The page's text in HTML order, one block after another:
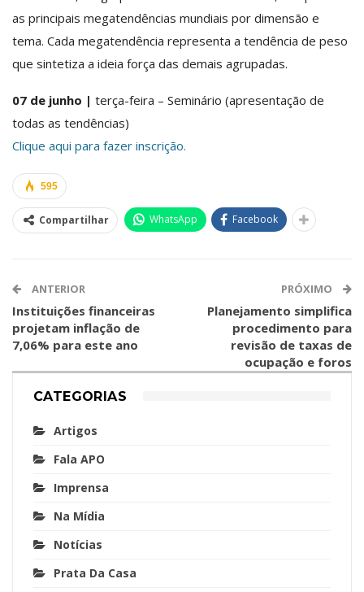
as principais megatendências mundiais por dimensão e
tema. Cada megatendência representa a tendência de peso
que sintetiza a ideia força das demais agrupadas.
07 de junho | terça-feira – Seminário (apresentação de
todas as tendências)
Clique aqui para fazer inscrição.
595
Compartilhar WhatsApp Facebook
ANTERIOR
Instituições financeiras
projetam inflação de
7,06% para este ano
PRÓXIMO
Planejamento simplifica
procedimento para
revisão de taxas de
ocupação e foros
CATEGORIAS
Artigos
Fala APO
Imprensa
Na Mídia
Notícias
Prata Da Casa